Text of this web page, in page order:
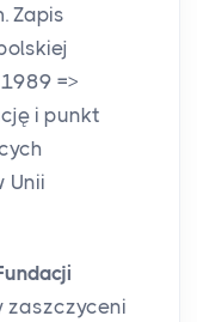
Zapis
=>
i punkt
Unii
zaszczyceni